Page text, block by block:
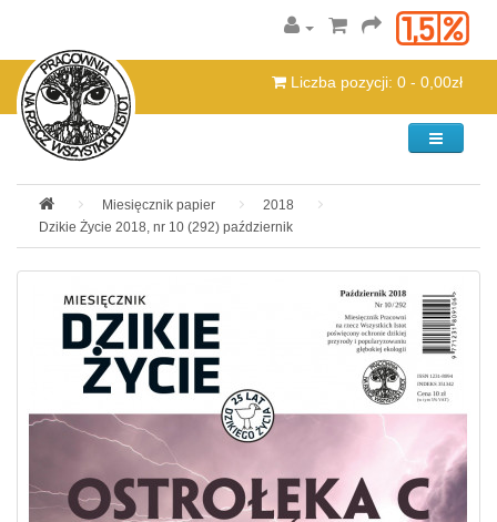
Liczba pozycji: 0 - 0,00zł
Kategorie
Miesięcznik papier
2018
Dzikie Życie 2018, nr 10 (292) październik